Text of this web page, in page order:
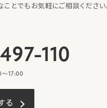
ことでもお気軽にご相談ください
110
17:00
る